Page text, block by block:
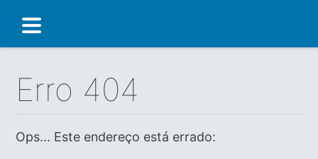
Erro 404
Ops... Este endereço está errado: